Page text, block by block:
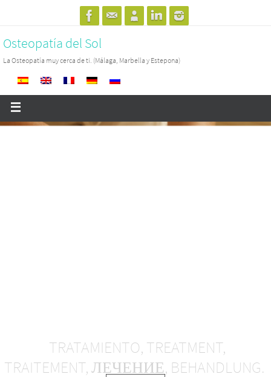
Osteopatía del Sol
La Osteopatía muy cerca de ti. (Málaga, Marbella y Estepona)
TRATAMIENTO, TREATMENT,
TRAITEMENT, ЛЕЧЕНИЕ, BEHANDLUNG.